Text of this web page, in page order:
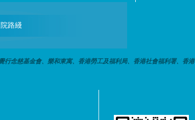
路綫
念慈基金會、樂和東寓、香港勞工及福利局、香港社會福利署、香港